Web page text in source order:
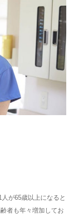
が65歳以上になると
者も年々増加してお